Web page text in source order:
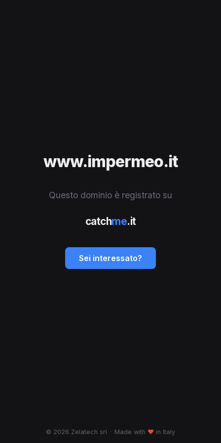
www.impermeo.it
Questo dominio è registrato su
catchme.it
Sei interessato?
© 2026 Zelatech srl · Made with ♥ in Italy